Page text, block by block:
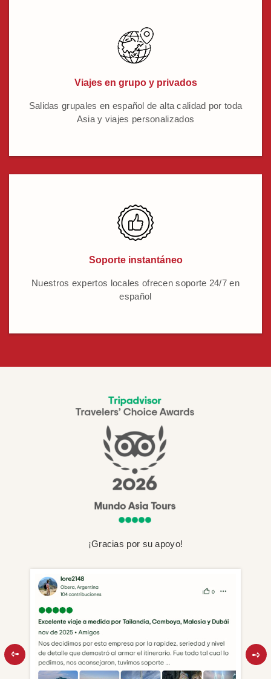
Viajes en grupo y privados
Salidas grupales en español de alta calidad por toda
Asia y viajes personalizados
Soporte instantáneo
Nuestros expertos locales ofrecen soporte 24/7 en
español
¡Gracias por su apoyo!